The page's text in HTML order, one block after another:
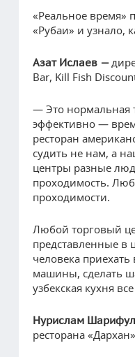
«Реальное время»
«Рубаи» и узнало,
Азат Ислаев —
Bar, Kill Fish
— Это нормальная
эффективно —
ресторан
судить не нам, а
центры разные
проходимость.
проходимости.
Любой торговый
представленные в
человека
машины, сделать
узбекская кухня
Нурислам
ресторана